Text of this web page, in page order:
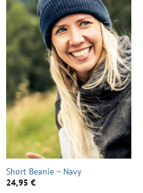
Short Beanie – Navy
24,95 €